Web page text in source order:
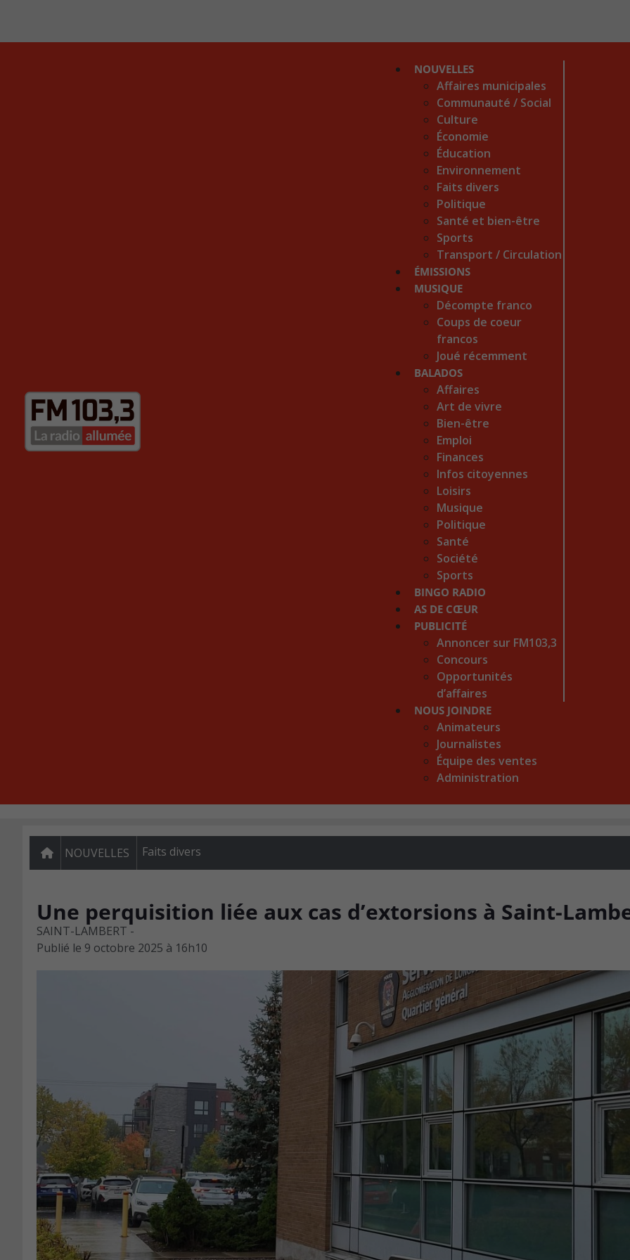
NOUVELLES
Affaires municipales
Communauté / Social
Culture
Économie
Éducation
Environnement
Faits divers
Politique
Santé et bien-être
Sports
Transport / Circulation
ÉMISSIONS
MUSIQUE
Décompte franco
Coups de coeur
francos
Joué récemment
BALADOS
Affaires
Art de vivre
Bien-être
Emploi
Finances
Infos citoyennes
Loisirs
Musique
Politique
Santé
Société
Sports
BINGO RADIO
AS DE CŒUR
PUBLICITÉ
Annoncer sur FM103,3
Concours
Opportunités
d’affaires
NOUS JOINDRE
Animateurs
Journalistes
Équipe des ventes
Administration
NOUVELLES Faits divers
Une perquisition liée aux cas d’extorsions à Saint-
SAINT-LAMBERT -
Publié le 9 octobre 2025 à 16h10